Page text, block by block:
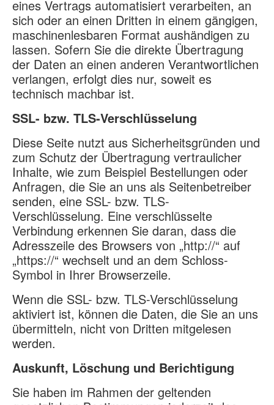
eines Vertrags automatisiert verarbeiten, an
sich oder an einen Dritten in einem gängigen,
maschinenlesbaren Format aushändigen zu
lassen. Sofern Sie die direkte Übertragung
der Daten an einen anderen Verantwortlichen
verlangen, erfolgt dies nur, soweit es
technisch machbar ist.
SSL- bzw. TLS-Verschlüsselung
Diese Seite nutzt aus Sicherheitsgründen und
zum Schutz der Übertragung vertraulicher
Inhalte, wie zum Beispiel Bestellungen oder
Anfragen, die Sie an uns als Seitenbetreiber
senden, eine SSL- bzw. TLS-
Verschlüsselung. Eine verschlüsselte
Verbindung erkennen Sie daran, dass die
Adresszeile des Browsers von „http://“ auf
„https://“ wechselt und an dem Schloss-
Symbol in Ihrer Browserzeile.
Wenn die SSL- bzw. TLS-Verschlüsselung
aktiviert ist, können die Daten, die Sie an uns
übermitteln, nicht von Dritten mitgelesen
werden.
Auskunft, Löschung und Berichtigung
Sie haben im Rahmen der geltenden